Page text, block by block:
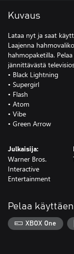
Kuvaus
Lataa nyt ja saat
Laajenna
hahmopaketilla.
jännittävästä
• Black Lightning
• Supergirl
• Flash
• Atom
• Vibe
• Green Arrow
Julkaisija:
Warner Bros.
Interactive
Entertainment
Pelaa
XBOX One